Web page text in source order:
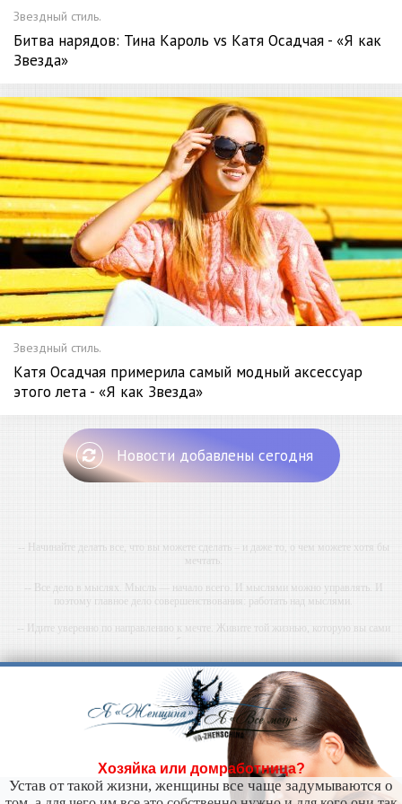
Звездный стиль.
Битва нарядов: Тина Кароль vs Катя Осадчая - «Я как
Звезда»
Звездный стиль.
Катя Осадчая примерила самый модный аксессуар
этого лета - «Я как Звезда»
Новости добавлены сегодня
-- Начинайте делать все, что вы можете сделать – и даже то, о чем можете хотя бы
мечтать.
-- Все дело в мыслях. Мысль — начало всего. И мыслями можно управлять. И
поэтому главное дело совершенствования: работать над мыслями.
-- Идите уверенно по направлению к мечте. Живите той жизнью, которую вы сами
-- Самое большое богатство — это ум. Самая большая нищета — глупость. Из всех
страхов самый пугающий — самолюбование.
-- Лучшее, что можно сделать с хорошим советом, это пропустить его мимо ушей. Он
никогда не бывает полезен никому, кроме того, кто его дал.
-- Люблю давать советы и очень не люблю, когда их дают мне.
Хозяйка или домработница?
Устав от такой жизни, женщины все чаще задумываются о